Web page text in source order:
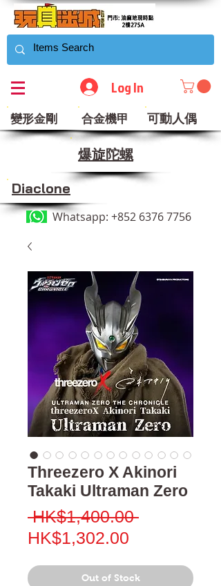
Log In
變形金剛 合金機甲 可動人偶
​爆旋陀螺
Diaclone
Whatsapp: +852 6376 7756
Threezero X Akinori
Takaki Ultraman Zero
HK$1,400.00 Regular
HK$1,302.00
Out of Stock